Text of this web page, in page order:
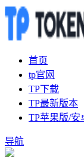
首页
tp官网
TP下载
TP最新版本
TP苹果版/安
导航